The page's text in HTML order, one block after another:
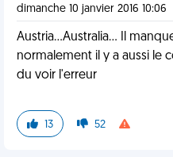
dimanche 10 janvier 2016 10:06
Austria...Australia... Il
normalement il y a aussi le
du voir l'erreur
13 52